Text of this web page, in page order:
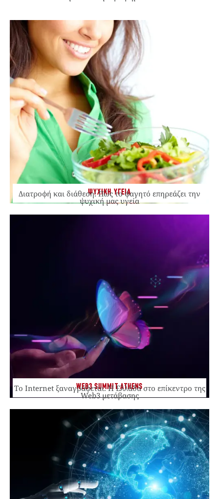
ΨΥΧΙΚΗ ΥΓΕΙΑ
Διατροφή και διάθεση: Πώς το φαγητό επηρεάζει την
ψυχική μας υγεία
WEB3 SUMMIT ATHENS
Το Internet ξαναγράφεται. Η Ελλάδα στο επίκεντρο της
Web3 μετάβασης